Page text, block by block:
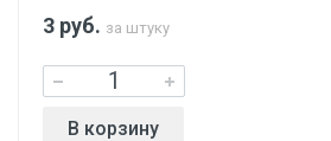
3 руб. за штуку
В корзину